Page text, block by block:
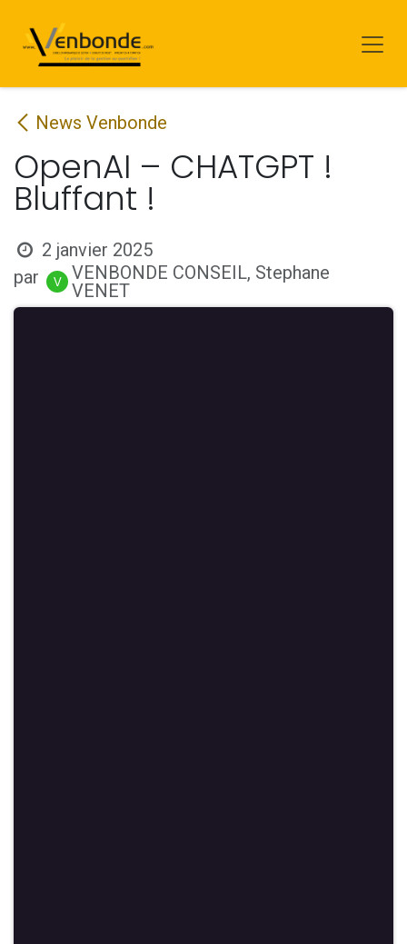
News Venbonde
OpenAI – CHATGPT !
Bluffant !
2 janvier 2025
par
VENBONDE CONSEIL, Stephane
VENET